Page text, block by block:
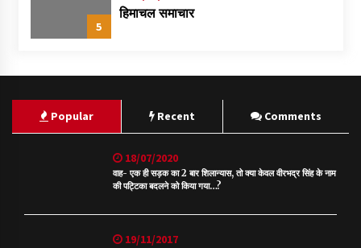
5
हिमाचल समाचार
Popular Recent Comments
18/07/2020
वाह- एक ही सड़क का 2 बार शिलान्यास, तो क्या केवल वीरभद्र सिंह के नाम
की पट्टिका बदलने को किया गया…?
19/11/2017